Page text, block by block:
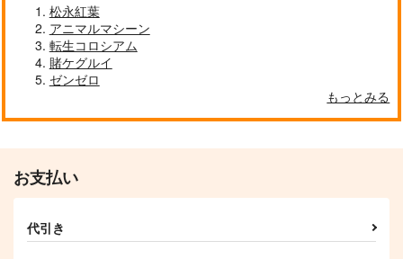
東方クリアファイル
菅牧典５
AbsoluteZero
550円（税込）
作品詳細
550円（税込）
作品詳細
1,572円（税込）
作品詳細
松永紅葉
アニマルマシーン
転生コロシアム
賭ケグルイ
ゼンゼロ
もっとみる
お支払い
代引き